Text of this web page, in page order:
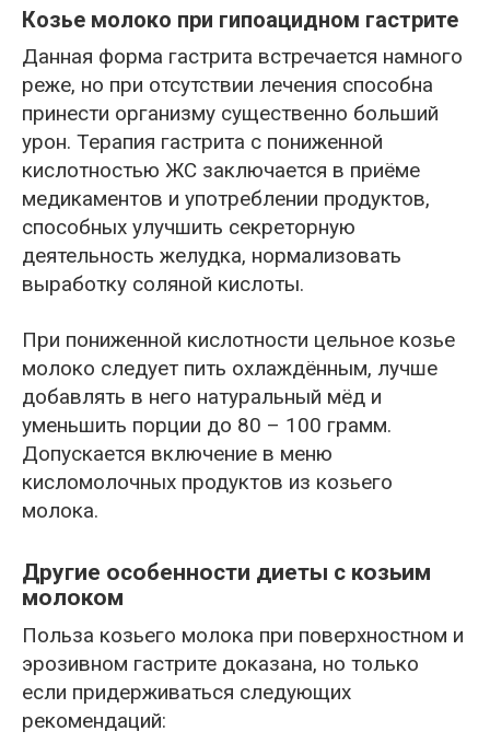
Козье молоко при гипоацидном гастрите
Данная форма гастрита встречается намного
реже, но при отсутствии лечения способна
принести организму существенно больший
урон. Терапия гастрита с пониженной
кислотностью ЖС заключается в приёме
медикаментов и употреблении продуктов,
способных улучшить секреторную
деятельность желудка, нормализовать
выработку соляной кислоты.
При пониженной кислотности цельное козье
молоко следует пить охлаждённым, лучше
добавлять в него натуральный мёд и
уменьшить порции до 80 – 100 грамм.
Допускается включение в меню
кисломолочных продуктов из козьего
молока.
Другие особенности диеты с козьим
молоком
Польза козьего молока при поверхностном и
эрозивном гастрите доказана, но только
если придерживаться следующих
рекомендаций: